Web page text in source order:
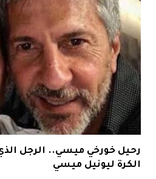
رحيل خورخي ميسي.. الرجل
الكرة ليونيل ميسي